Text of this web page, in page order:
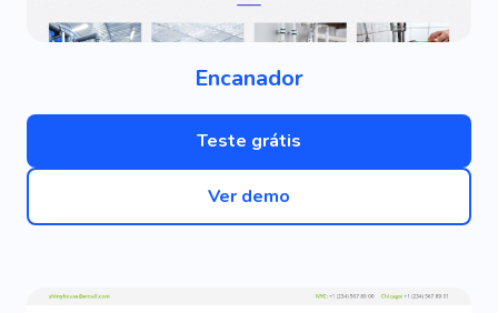
Encanador
Teste grátis
Ver demo